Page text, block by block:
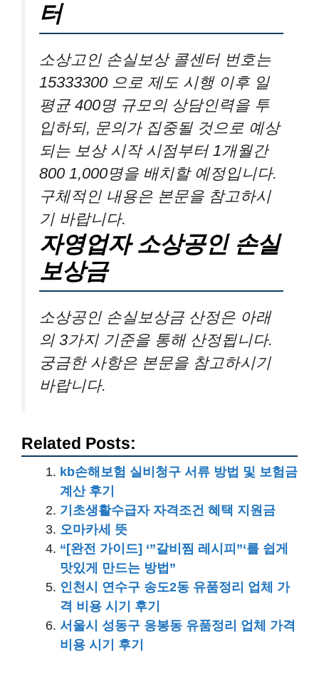
터
소상고인 손실보상 콜센터 번호는
15333300 으로 제도 시행 이후 일
평균 400명 규모의 상담인력을 투
입하되, 문의가 집중될 것으로 예상
되는 보상 시작 시점부터 1개월간
800 1,000명을 배치할 예정입니다.
구체적인 내용은 본문을 참고하시
기 바랍니다.
자영업자 소상공인 손실
보상금
소상공인 손실보상금 산정은 아래
의 3가지 기준을 통해 산정됩니다.
궁금한 사항은 본문을 참고하시기
바랍니다.
Related Posts:
kb손해보험 실비청구 서류 방법 및 보험금
계산 후기
기초생활수급자 자격조건 혜택 지원금
오마카세 뜻
“[완전 가이드] ‘”갈비찜 레시피”‘를 쉽게
맛있게 만드는 방법”
인천시 연수구 송도2동 유품정리 업체 가
격 비용 시기 후기
서울시 성동구 응봉동 유품정리 업체 가격
비용 시기 후기